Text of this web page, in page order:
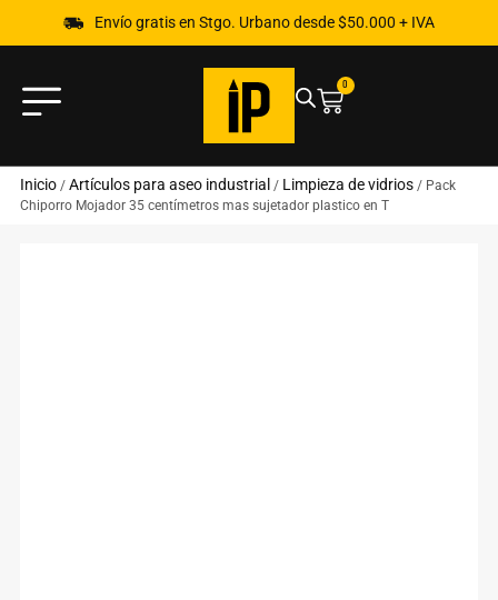
Envío gratis en Stgo. Urbano desde $50.000 + IVA
0
Inicio/ Artículos para aseo industrial / Limpieza de vidrios/ Pack
Chiporro Mojador 35 centímetros mas sujetador plastico en T